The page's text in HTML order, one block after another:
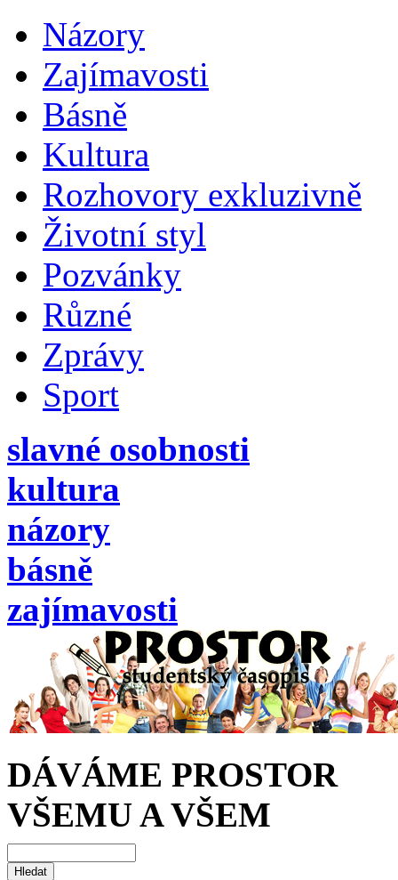
Názory
Zajímavosti
Básně
Kultura
Rozhovory exkluzivně
Životní styl
Pozvánky
Různé
Zprávy
Sport
slavné osobnosti
kultura
názory
básně
zajímavosti
DÁVÁME PROSTOR
VŠEMU A VŠEM